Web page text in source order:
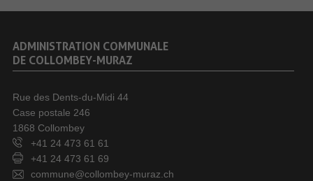
ADMINISTRATION COMMUNALE
DE COLLOMBEY-MURAZ
Rue des Dents-du-Midi 44
Case postale 246
1868 Collombey
+41 24 473 61 61
+41 24 473 61 69
commune@collombey-muraz.ch